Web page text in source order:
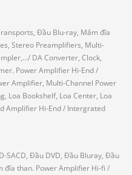
Đầu Blu-ray, Mâm đĩa
Stereo Preamplifiers, Multi-
/ DA Converter, Clock,
Power Amplifier Hi-End/
Amplifier, Multi-Channel Power
Loa Bookshelf, Loa Center, Loa
Amplifier Hi-End/ Intergrated
SACD, Đầu DVD, Đầu Bluray, Đầu
đĩa than. Power Amplifier Hi-fi /